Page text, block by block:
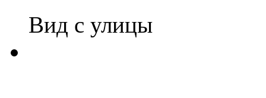
Вид с улицы